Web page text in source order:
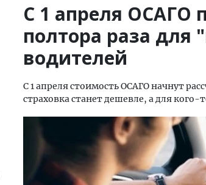
С 1 апреля ОСАГО
полтора раза для
водителей
С 1 апреля стоимость ОСАГО начнут
страховка станет дешевле, а для